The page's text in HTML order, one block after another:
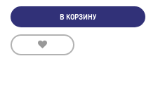
В КОРЗИНУ